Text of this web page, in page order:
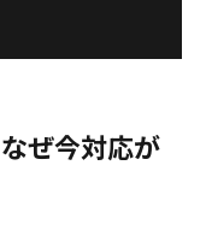
ぜ今対応が